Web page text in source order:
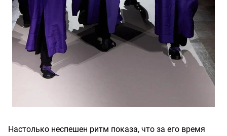
Настолько неспешен ритм показа, что за его время